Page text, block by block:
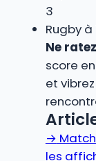
3
Rugby à
Ne
score
et
→
les